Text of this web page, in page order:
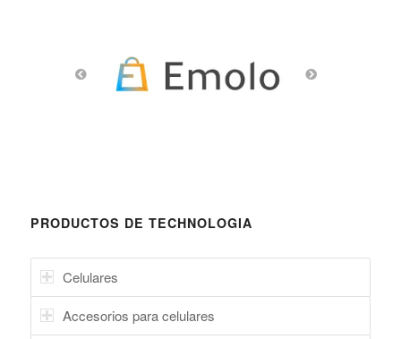
PRODUCTOS DE TECHNOLOGIA
Celulares
Accesorios para celulares